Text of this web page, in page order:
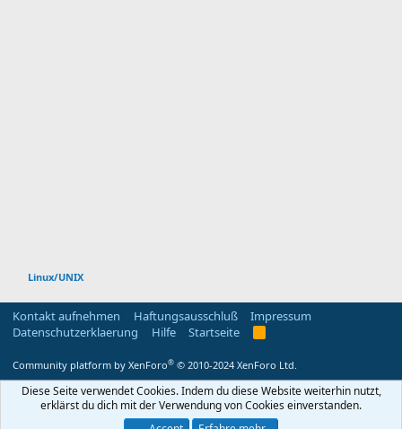
Linux/UNIX
Kontakt aufnehmen Haftungsausschluß
Impressum
Datenschutzerklaerung
Hilfe Startseite
R
Community platform by XenForo® © 2010-2024 XenForo Ltd.
Diese Seite verwendet Cookies. Indem du diese Website weiterhin nutzt,
erklärst du dich mit der Verwendung von Cookies einverstanden.